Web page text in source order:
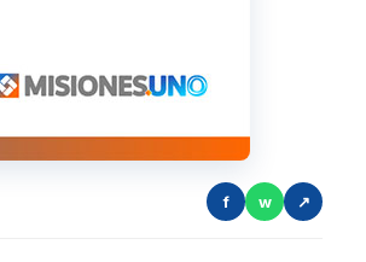
f w ↗